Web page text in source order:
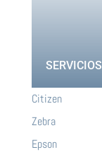
SERVICIOS
Citizen
Zebra
Epson